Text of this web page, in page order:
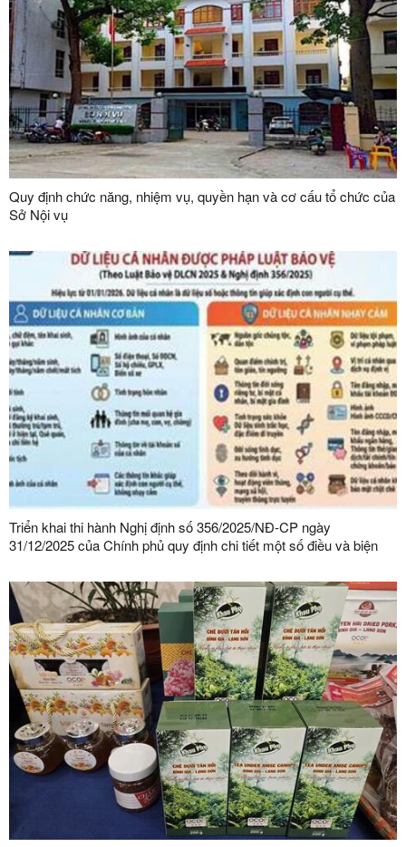
Quy định chức năng, nhiệm vụ, quyền hạn và cơ cấu tổ chức của
Sở Nội vụ
Triển khai thi hành Nghị định số 356/2025/NĐ-CP ngày
31/12/2025 của Chính phủ quy định chi tiết một số điều và biện
Sơn